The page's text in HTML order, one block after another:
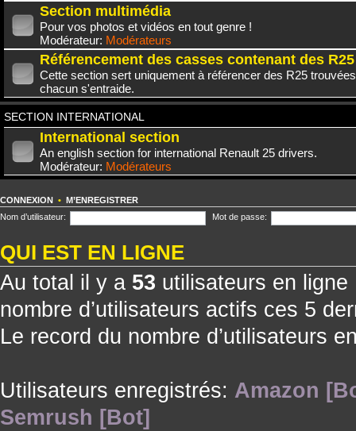
Section multimédia
Pour vos photos et vidéos en tout genre !
Modérateur: Modérateurs
Référencement des casses contenant des R25
Cette section sert uniquement à référencer des R25
chacun s'entraide.
SECTION INTERNATIONAL
International section
An english section for international Renault 25 drivers.
Modérateur: Modérateurs
CONNEXION • M’ENREGISTRER
Nom d’utilisateur:
Mot de passe:
QUI EST EN LIGNE
Au total il y a 53 utilisateurs en
nombre d’utilisateurs actifs ces 5
Le record du nombre d’utilisateurs
Utilisateurs enregistrés: Amazon
Semrush [Bot]